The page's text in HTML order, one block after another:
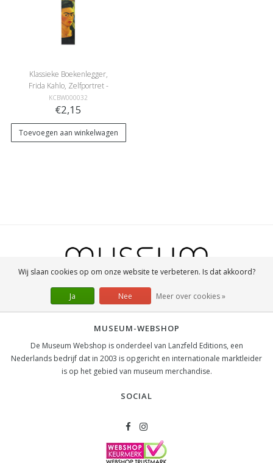
Klassieke Boekenlegger,
Frida Kahlo, Zelfportret -
Bonito
KCBW000032
€2,15
Toevoegen aan winkelwagen
MUSEUM-WEBSHOP
De Museum Webshop is onderdeel van Lanzfeld Editions, een
Nederlands bedrijf dat in 2003 is opgericht en internationale marktleider
is op het gebied van museum merchandise.
SOCIAL
Wij slaan cookies op om onze website te verbeteren. Is dat akkoord?
Ja Nee Meer over cookies »